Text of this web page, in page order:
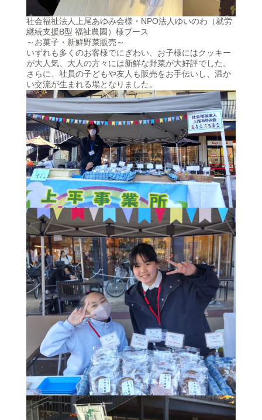
社会福祉法人上尾あゆみ会様・NPO法人ゆいのわ（就労
継続支援B型 福祉農園）様ブース
～お菓子・新鮮野菜販売～
いずれも多くのお客様でにぎわい、お子様にはクッキー
が大人気、大人の方々には新鮮な野菜が大好評でした。
さらに、社員の子どもや友人も販売をお手伝いし、温か
い交流が生まれる場となりました。